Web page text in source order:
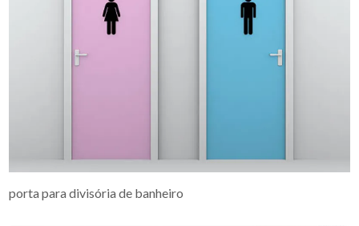
porta para divisória de banheiro